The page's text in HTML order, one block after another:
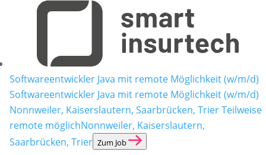
Softwareentwickler Java mit remote Möglichkeit (w/m/d)
Softwareentwickler Java mit remote Möglichkeit (w/m/d)
Nonnweiler, Kaiserslautern, Saarbrücken, Trier Teilweise
remote möglichNonnweiler, Kaiserslautern,
Saarbrücken, Trier Zum Job